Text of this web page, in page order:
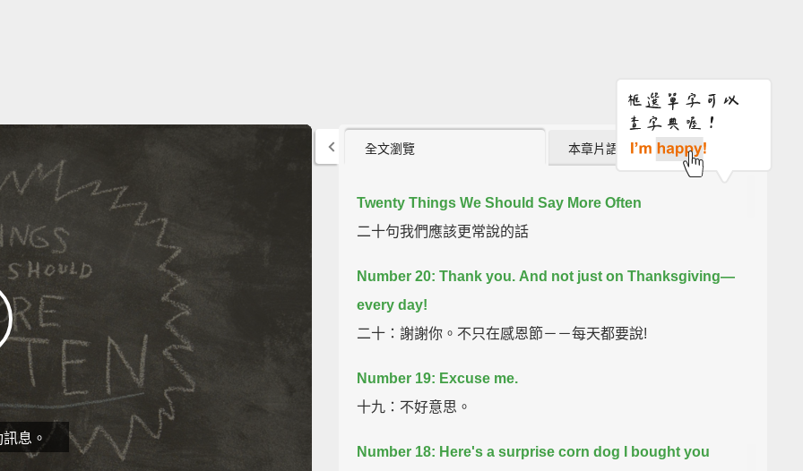
息。
全文瀏覽 本章片語 (2)
Twenty Things We Should Say More Often
二十句我們應該更常說的話
Number 20: Thank you. And not just on Thanksgiving—
every day!
二十：謝謝你。不只在感恩節－－每天都要說!
Number 19: Excuse me.
十九：不好意思。
Number 18: Here's a surprise corn dog I bought you